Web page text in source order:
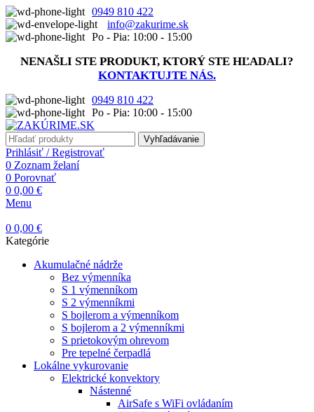
0949 810 422
info@zakurime.sk
Po - Pia: 10:00 - 15:00
NENAŠLI STE PRODUKT, KTORÝ STE HĽADALI?
KONTAKTUJTE NÁS.
0949 810 422
Po - Pia: 10:00 - 15:00
Vyhľadávanie
Prihlásiť / Registrovať
0 Zoznam želaní
0 Porovnať
0 0,00 €
Menu
0 0,00 €
Kategórie
Akumulačné nádrže
Bez výmenníka
S 1 výmenníkom
S 2 výmenníkmi
S bojlerom a výmenníkom
S bojlerom a 2 výmenníkmi
S prietokovým ohrevom
Pre tepelné čerpadlá
Lokálne vykurovanie
Elektrické konvektory
Nástenné
AirSafe s WiFi ovládaním